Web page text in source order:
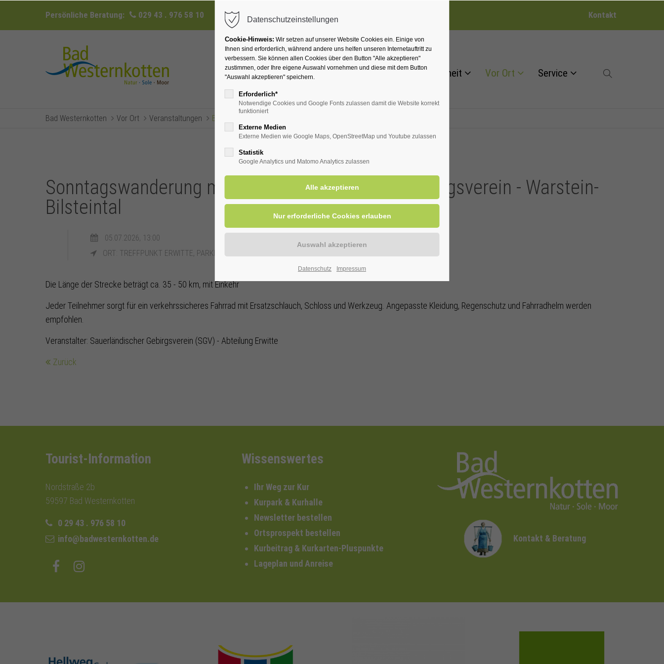
Persönliche Beratung: 029 43 . 976 58 10 info@badwesternkotten.de Kontakt
Ihr Heilbad Übernachten Für Ihre Gesundheit Vor Ort Service
Bad Westernkotten Vor Ort Veranstaltungen Eventsreader (Timeline)
Sonntagswanderung mit dem Sauerländischen Gebirgsverein - Warstein-
Bilsteintal
05.07.2026, 13:00
ORT: TREFFPUNKT ERWITTE, PARKPLATZ AN DER DIETRICH-OTTMAR-STR. (NÄHE MARKTPLATZ)
Die Länge der Strecke beträgt ca. 35 - 50 km, mit Einkehr
Jeder Teilnehmer sorgt für ein verkehrssicheres Fahrrad mit Ersatzschlauch, Schloss und Werkzeug. Angepasste Kleidung, Regenschutz und Fahrradhelm werden
empfohlen.
Veranstalter: Sauerländischer Gebirgsverein (SGV) - Abteilung Erwitte
Zurück
Tourist-Information
Nordstraße 2b
59597 Bad Westernkotten
0 29 43 . 976 58 10
info@badwesternkotten.de
Wissenswertes
Ihr Weg zur Kur
Kurpark & Kurhalle
Newsletter bestellen
Ortsprospekt bestellen
Kurbeitrag & Kurkarten-Pluspunkte
Lageplan und Anreise
Kontakt & Beratung
Datenschutzeinstellungen
Cookie-Hinweis: Wir setzen auf unserer Website Cookies ein. Einige von
Ihnen sind erforderlich, während andere uns helfen unseren Internetauftritt zu
verbessern. Sie können allen Cookies über den Button "Alle akzeptieren"
zustimmen, oder Ihre eigene Auswahl vornehmen und diese mit dem Button
"Auswahl akzeptieren" speichern.
Erforderlich*
Notwendige Cookies und Google Fonts zulassen damit die Website korrekt
funktioniert
Externe Medien
Externe Medien wie Google Maps, OpenStreetMap und Youtube zulassen
Statistik
Google Analytics und Matomo Analytics zulassen
Datenschutz Impressum